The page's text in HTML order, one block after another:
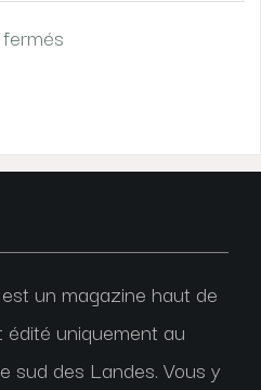
est un magazine haut de
uniquement au
sud des Landes. Vous y